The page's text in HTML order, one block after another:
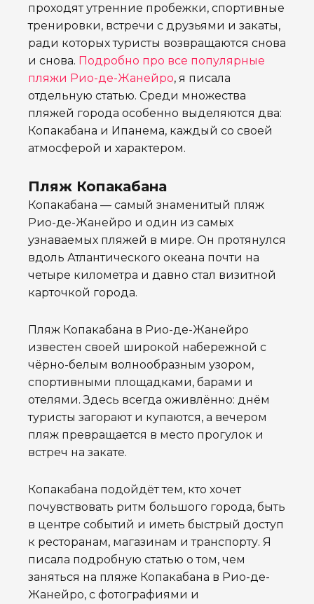
проходят утренние пробежки, спортивные
тренировки, встречи с друзьями и закаты,
ради которых туристы возвращаются снова
и снова. Подробно про все популярные
пляжи Рио-де-Жанейро, я писала
отдельную статью. Среди множества
пляжей города особенно выделяются два:
Копакабана и Ипанема, каждый со своей
атмосферой и характером.
Пляж Копакабана
Копакабана — самый знаменитый пляж
Рио-де-Жанейро и один из самых
узнаваемых пляжей в мире. Он протянулся
вдоль Атлантического океана почти на
четыре километра и давно стал визитной
карточкой города.
Пляж Копакабана в Рио-де-Жанейро
известен своей широкой набережной с
чёрно-белым волнообразным узором,
спортивными площадками, барами и
отелями. Здесь всегда оживлённо: днём
туристы загорают и купаются, а вечером
пляж превращается в место прогулок и
встреч на закате.
Копакабана подойдёт тем, кто хочет
почувствовать ритм большого города, быть
в центре событий и иметь быстрый доступ
к ресторанам, магазинам и транспорту. Я
писала подробную статью о том, чем
заняться на пляже Копакабана в Рио-де-
Жанейро, с фотографиями и